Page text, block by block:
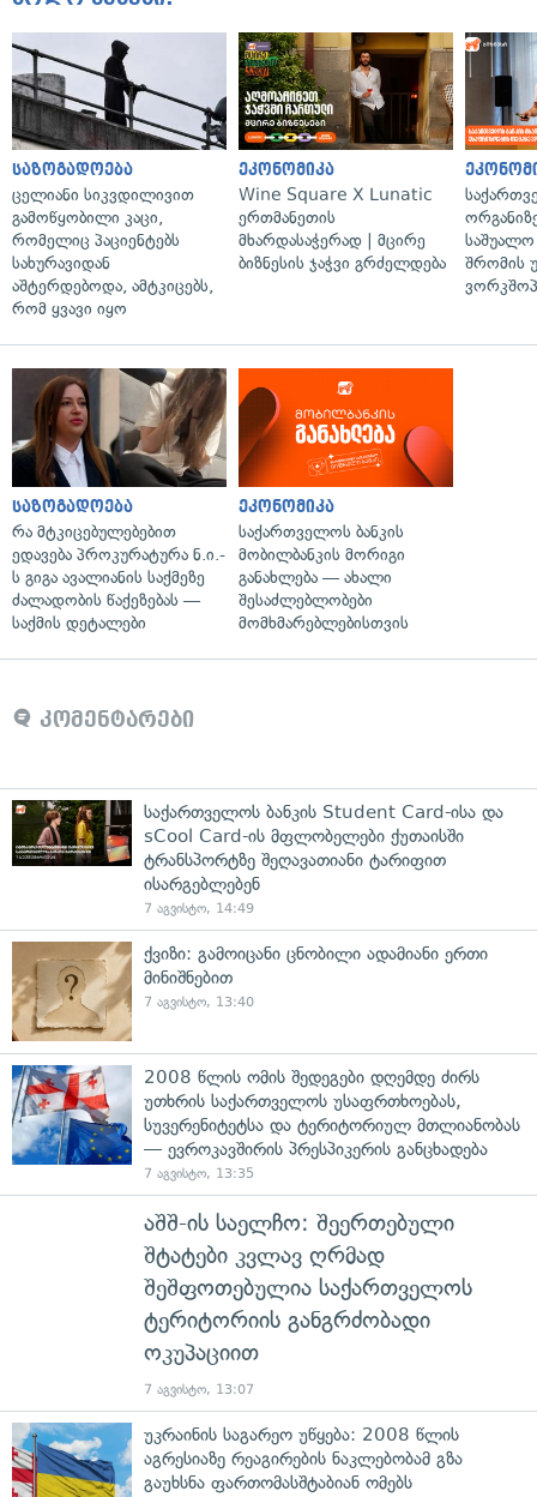
საზოგადოება
ცელიანი სიკვდილივით
გამოწყობილი კაცი,
რომელიც პაციენტებს
სახურავიდან
აშტერდებოდა, ამტკიცებს,
რომ ყვავი იყო
ეკონომიკა
Wine Square X Lunatic
ერთმანეთის
მხარდასაჭერად | მცირე
ბიზნესის ჯაჭვი გრძელდება
საშუალო
შრომის
საზოგადოება
რა მტკიცებულებებით
ედავება პროკურატურა ნ.ი.-
ს გიგა ავალიანის საქმეზე
ძალადობის წაქეზებას —
საქმის დეტალები
ეკონომიკა
საქართველოს ბანკის
მობილბანკის მორიგი
განახლება — ახალი
შესაძლებლობები
მომხმარებლებისთვის
კომენტარები
საქართველოს ბანკის Student Card-ისა და
sCool Card-ის მფლობელები ქუთაისში
ტრანსპორტზე შეღავათიანი ტარიფით
ისარგებლებენ
7 აგვისტო, 14:49
ქვიზი: გამოიცანი ცნობილი ადამიანი ერთი
მინიშნებით
7 აგვისტო, 13:40
2008 წლის ომის შედეგები დღემდე ძირს
უთხრის საქართველოს უსაფრთხოებას,
სუვერენიტეტსა და ტერიტორიულ მთლიანობას
— ევროკავშირის პრესპიკერის განცხადება
7 აგვისტო, 13:35
აშშ-ის საელჩო: შეერთებული
შტატები კვლავ ღრმად
შეშფოთებულია საქართველოს
ტერიტორიის განგრძობადი
ოკუპაციით
7 აგვისტო, 13:07
უკრაინის საგარეო უწყება: 2008 წლის
აგრესიაზე რეაგირების ნაკლებობამ გზა
გაუხსნა ფართომასშტაბიან ომებს